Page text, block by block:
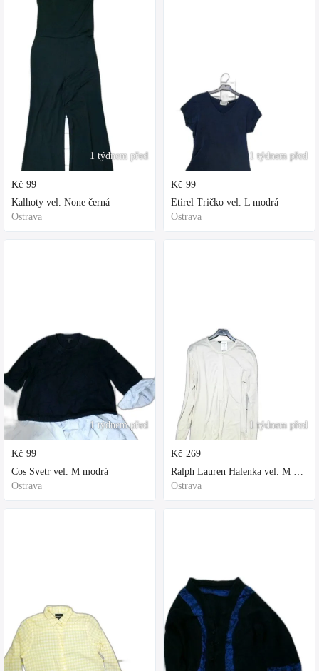
1 týdnem před
Kč 99
Kalhoty vel. None černá
Ostrava
1 týdnem před
Kč 99
Cos Svetr vel. M modrá
Ostrava
1 týdnem před
Kč 99
Etirel Tričko vel. L modrá
Ostrava
1 týdnem před
Kč 269
Ralph Lauren Halenka vel. M bílá
Ostrava